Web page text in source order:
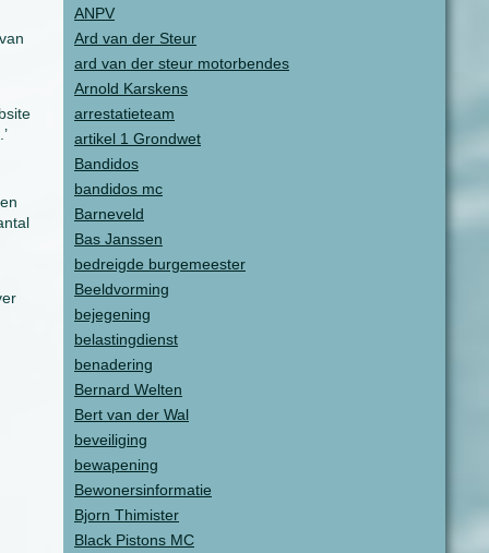
ANPV
Ard van der Steur
ard van der steur motorbendes
Arnold Karskens
arrestatieteam
artikel 1 Grondwet
Bandidos
bandidos mc
Barneveld
Bas Janssen
bedreigde burgemeester
Beeldvorming
bejegening
belastingdienst
benadering
Bernard Welten
Bert van der Wal
beveiliging
bewapening
Bewonersinformatie
Bjorn Thimister
Black Pistons MC